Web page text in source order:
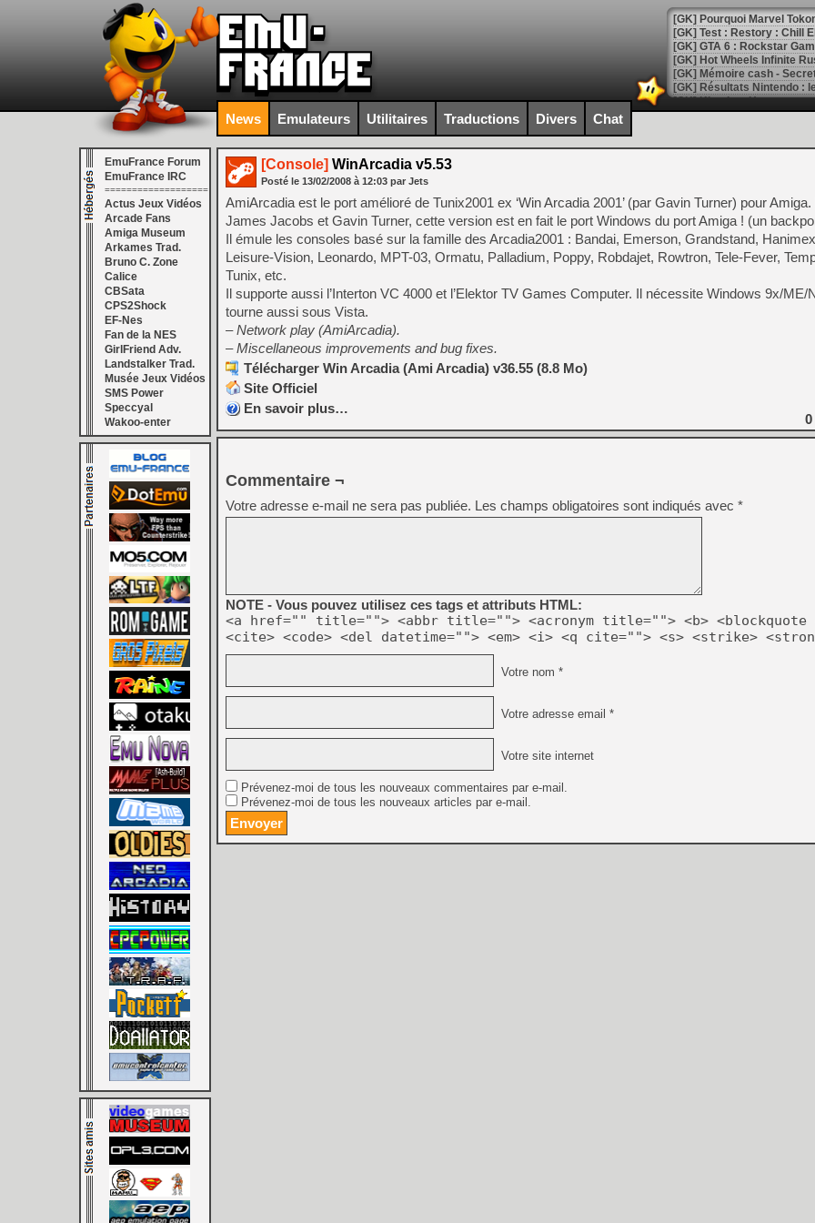
[GK] Pourquoi Marvel
[GK] Test : Restory : Chill
[GK] GTA 6 : Rockstar
[GK] Hot Wheels Infinite
[GK] Mémoire cash -
[GK] Résultats Nintendo :
[GK] Déjà des
[Mo5] Brickboy cherche à
[GK] Minecraft et ses «
[GK] Beast of
[GK] Ubisoft : fin de partie
[GK] Mémoire cash -
[GK] Dan Houser (GTA)
[GK] Comment EA Sports
[GK] Crimson Moon : un
[GK] Isle of Reveries : le
[GK] Moonlighter 2 : The
[GK] Capcom relance
[Mo5] Deux inédits du
[GK] Le beat'em up The
[GK] Endless Legend 2 :
[LS] [PS5] Le WebKit
[GK] Oubliez Crazy Taxi,
[LS] [Switch] NSZ 5.0.0
[GK] No More Room in
[GK] Un chatbot Atelier
[GK] Mémoire cash -
[GK] Nvidia : le prix des
[GK] Suikoden Star Leap
[Mo5] La mini borne
News Emulateurs Utilitaires Traductions Divers Chat
EmuFrance Forum
EmuFrance IRC
===================
Actus Jeux Vidéos
Arcade Fans
Amiga Museum
Arkames Trad.
Bruno C. Zone
Calice
CBSata
CPS2Shock
EF-Nes
Fan de la NES
GirlFriend Adv.
Landstalker Trad.
Musée Jeux Vidéos
SMS Power
Speccyal
Wakoo-enter
[Console] WinArcadia v5.53
Posté le 13/02/2008 à 12:03 par Jets
AmiArcadia est le port amélioré de Tunix2001 ex ‘Win Arcadia 2001’ (par Gavin Turner) pour
James Jacobs et Gavin Turner, cette version est en fait le port Windows du port Amiga ! (un
Il émule les consoles basé sur la famille des Arcadia2001 : Bandai, Emerson, Grandstand,
Leisure-Vision, Leonardo, MPT-03, Ormatu, Palladium, Poppy, Robdajet, Rowtron, Tele-Fever,
Tunix, etc.
Il supporte aussi l’Interton VC 4000 et l’Elektor TV Games Computer. Il nécessite Windows 9x/ME/
tourne aussi sous Vista.
– Network play (AmiArcadia).
– Miscellaneous improvements and bug fixes.
Télécharger Win Arcadia (Ami Arcadia) v36.55 (8.8 Mo)
Site Officiel
En savoir plus…
0
Commentaire ¬
Votre adresse e-mail ne sera pas publiée. Les champs obligatoires sont indiqués avec *
NOTE - Vous pouvez utilisez ces tags et attributs HTML:
<a href="" title=""> <abbr title=""> <acronym title=""> <b> <blockquote
<cite> <code> <del datetime=""> <em> <i> <q cite=""> <s> <strike>
Votre nom *
Votre adresse email *
Votre site internet
Prévenez-moi de tous les nouveaux commentaires par e-mail.
Prévenez-moi de tous les nouveaux articles par e-mail.